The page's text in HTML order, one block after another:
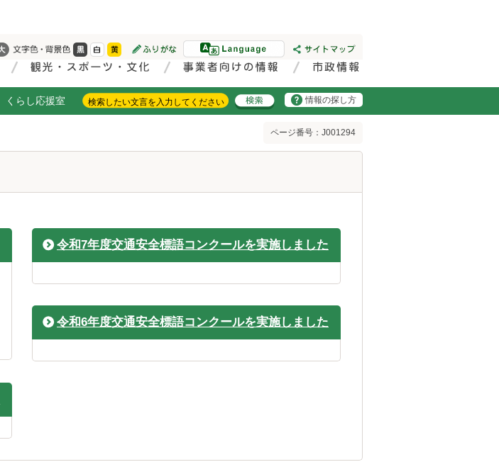
くらし応援室 情報の探し方
ページ番号：J001294
令和7年度交通安全標語コンクールを実施しました
令和6年度交通安全標語コンクールを実施しました